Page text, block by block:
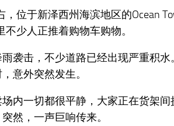
位于新泽西州海滨地区的Ocean
不少人正推着购物车购物。
袭击，不少道路已经出现严重积
意外突然发生。
内一切都很平静，大家正在货架
然，一声巨响传来。